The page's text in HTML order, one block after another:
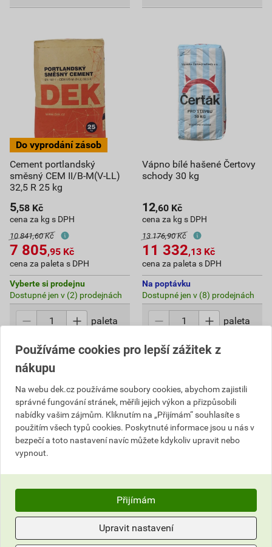
Cement portlandský
směsný CEM II/B-M(V-LL)
32,5 R 25 kg
5,58 Kč
cena za kg s DPH
10 841,60 Kč
7 805,95 Kč
cena za paleta s DPH
Vyberte si prodejnu
Dostupné jen v (2) prodejnách
paleta
Do košíku
do košíku přidáte
7 805,95
Kč celkem s DPH
Vápno bílé hašené Čertovy
schody 30 kg
12,60 Kč
cena za kg s DPH
13 176,90 Kč
11 332,13 Kč
cena za paleta s DPH
Na poptávku
Dostupné jen v (8) prodejnách
paleta
Poptat
11 332,13
Kč celkem s DPH
Používáme cookies pro lepší zážitek z
nákupu
Na webu dek.cz používáme soubory cookies, abychom zajistili
správné fungování stránek, měřili jejich výkon a přizpůsobili
nabídky vašim zájmům. Kliknutím na „Přijímám“ souhlasíte s
použitím všech typů cookies. Poskytnuté informace jsou u nás v
bezpečí a toto nastavení navíc můžete kdykoliv upravit nebo
vypnout.
Přijímám
Upravit nastavení